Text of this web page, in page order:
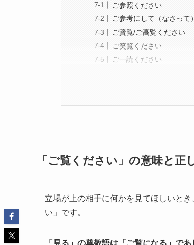
ご参照ください
ご参考にして（なさって
ご賢覧/ご高覧ください
ご笑覧ください
ご一読ください
「ご覧ください」の意味と正
立場が上の相手に何かを見てほしいと
い」です。